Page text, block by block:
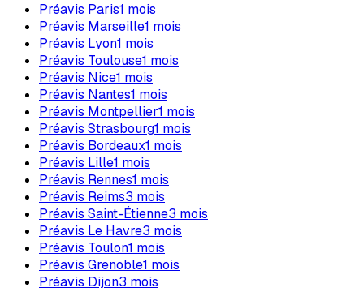
Préavis Paris1 mois
Préavis Marseille1 mois
Préavis Lyon1 mois
Préavis Toulouse1 mois
Préavis Nice1 mois
Préavis Nantes1 mois
Préavis Montpellier1 mois
Préavis Strasbourg1 mois
Préavis Bordeaux1 mois
Préavis Lille1 mois
Préavis Rennes1 mois
Préavis Reims3 mois
Préavis Saint-Étienne3 mois
Préavis Le Havre3 mois
Préavis Toulon1 mois
Préavis Grenoble1 mois
Préavis Dijon3 mois